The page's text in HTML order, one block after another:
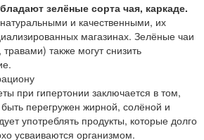
зелёные сорта чая, каркаде.
и качественными, их
магазинах. Зелёные чаи
также могут снизить
при гипертонии заключается в том,
перегружен жирной, солёной и
употреблять продукты, которые долго
усваиваются организмом.